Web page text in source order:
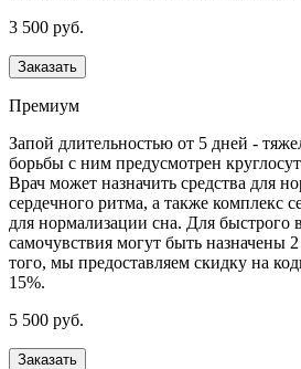
3 500 руб.
Заказать
Премиум
Запой длительностью от 5 дней -
борьбы с ним предусмотрен
Врач может назначить средства для
сердечного ритма, а также комплекс
для нормализации сна. Для быстрого
самочувствия могут быть назначены
того, мы предоставляем скидку на
15%.
5 500 руб.
Заказать